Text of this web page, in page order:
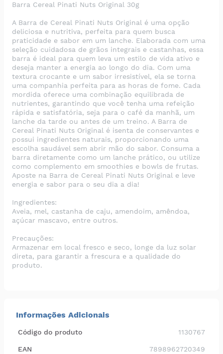
Barra Cereal Pinati Nuts Original 30g
A Barra de Cereal Pinati Nuts Original é uma opção
deliciosa e nutritiva, perfeita para quem busca
praticidade e sabor em um lanche. Elaborada com uma
seleção cuidadosa de grãos integrais e castanhas, essa
barra é ideal para quem leva um estilo de vida ativo e
deseja manter a energia ao longo do dia. Com uma
textura crocante e um sabor irresistível, ela se torna
uma companhia perfeita para as horas de fome. Cada
mordida oferece uma combinação equilibrada de
nutrientes, garantindo que você tenha uma refeição
rápida e satisfatória, seja para o café da manhã, um
lanche da tarde ou antes de um treino. A Barra de
Cereal Pinati Nuts Original é isenta de conservantes e
possui ingredientes naturais, proporcionando uma
escolha saudável sem abrir mão do sabor. Consuma a
barra diretamente como um lanche prático, ou utilize
como complemento em smoothies e bowls de frutas.
Aposte na Barra de Cereal Pinati Nuts Original e leve
energia e sabor para o seu dia a dia!
Ingredientes:
Aveia, mel, castanha de caju, amendoim, amêndoa,
açúcar mascavo, entre outros.
Precauções:
Armazenar em local fresco e seco, longe da luz solar
direta, para garantir a frescura e a qualidade do
produto.
Informações Adicionais
Código do produto 1130767
EAN 7898962720349